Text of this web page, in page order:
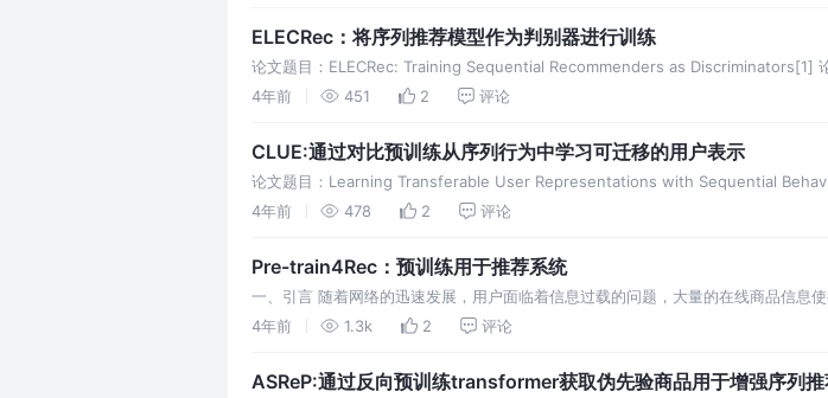
ELECRec：将序列推荐模型作为判别器进行训练
论文题目：ELECRec: Training Sequential Recommenders as Discriminators[1]
4年前
451 2 评论
CLUE:通过对比预训练从序列行为中学习可迁移的用户表示
论文题目：Learning Transferable User Representations with Sequential
4年前
478 2 评论
Pre-train4Rec：预训练用于推荐系统
一、引言 随着网络的迅速发展，用户面临着信息过载的问题，大量的在线商品信息
一种向用户呈现个性化信息的过滤系统，不仅可以改善用户体验，
4年前 1.3k 2 评论
ASReP:通过反向预训练transformer获取伪先验商品用于增强序列